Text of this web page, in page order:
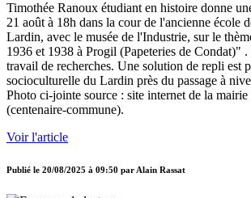
Timothée Ranoux étudiant en histoire donne
21 août à 18h dans la cour de l'ancienne école
Lardin, avec le musée de l'Industrie, sur le
1936 et 1938 à Progil (Papeteries de Condat)" .
travail de recherches. Une solution de repli est
socioculturelle du Lardin près du passage à
Photo ci-jointe source : site internet de la
(centenaire-commune).
Voir l'article
Publié le 20/08/2025 à 09:50 par Alain Rassat